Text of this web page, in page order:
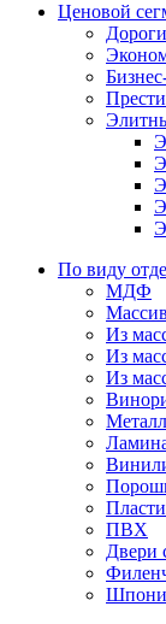
Ценовой
По виду
МДФ
Из
Из
Из
ПВХ
Двери